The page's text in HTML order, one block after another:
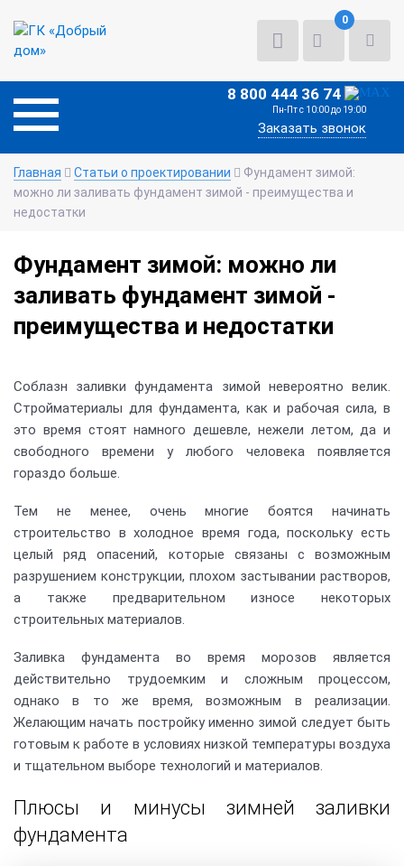
0
8 800 444 36 74
Пн-Пт с 10:00 до 19:00
Заказать звонок
Главная Статьи о проектировании
Фундамент зимой:
можно ли заливать фундамент зимой - преимущества и
недостатки
Фундамент зимой: можно ли
заливать фундамент зимой -
преимущества и недостатки
Соблазн заливки фундамента зимой невероятно велик.
Стройматериалы для фундамента, как и рабочая сила, в
это время стоят намного дешевле, нежели летом, да и
свободного времени у любого человека появляется
гораздо больше.
Тем не менее, очень многие боятся начинать
строительство в холодное время года, поскольку есть
целый ряд опасений, которые связаны с возможным
разрушением конструкции, плохом застывании растворов,
а также предварительном износе некоторых
строительных материалов.
Заливка фундамента во время морозов является
действительно трудоемким и сложным процессом,
однако в то же время, возможным в реализации.
Желающим начать постройку именно зимой следует быть
готовым к работе в условиях низкой температуры воздуха
и тщательном выборе технологий и материалов.
Плюсы и минусы зимней заливки
фундамента